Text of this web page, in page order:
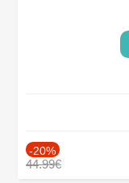
-20%
44.99€